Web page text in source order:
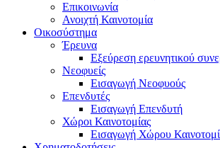
Επικοινωνία
Ανοιχτή Καινοτομία
Οικοσύστημα
Έρευνα
Εξεύρεση ερευνητικού
Νεοφυείς
Εισαγωγή Νεοφυούς
Επενδυτές
Εισαγωγή Επενδυτή
Χώροι Καινοτομίας
Εισαγωγή Χώρου